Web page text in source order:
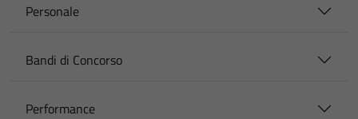
Personale
Bandi di Concorso
Performance